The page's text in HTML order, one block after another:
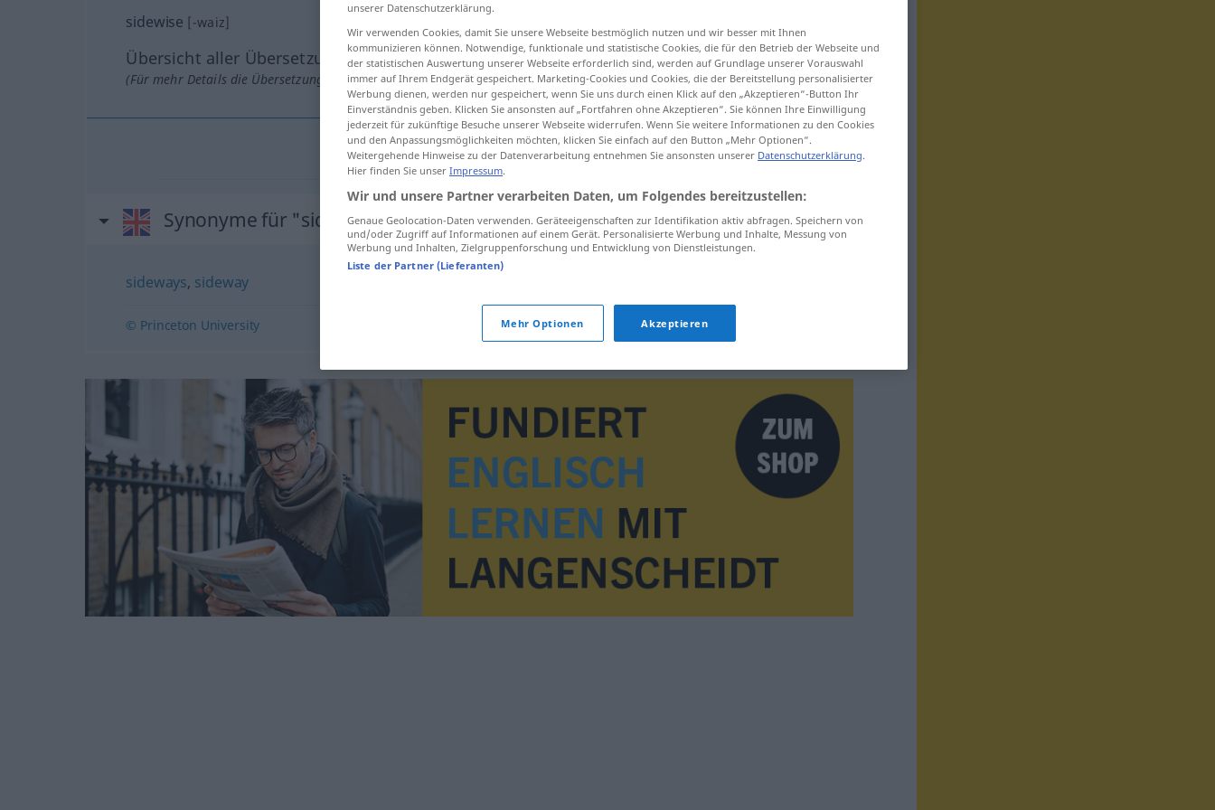
sidewise [-waiz]
Übersicht aller Übersetzungen
(Für mehr Details die Übersetzung anklicken/antippen)
sidewise → siehe „sideways “
Synonyme für "sidewise"
sideways, sideway
© Princeton University
unserer Datenschutzerklärung.
Wir verwenden Cookies, damit Sie unsere Webseite bestmöglich nutzen und wir besser mit Ihnen
kommunizieren können. Notwendige, funktionale und statistische Cookies, die für den Betrieb der Webseite und
der statistischen Auswertung unserer Webseite erforderlich sind, werden auf Grundlage unserer Vorauswahl
immer auf Ihrem Endgerät gespeichert. Marketing-Cookies und Cookies, die der Bereitstellung personalisierter
Werbung dienen, werden nur gespeichert, wenn Sie uns durch einen Klick auf den „Akzeptieren“-Button Ihr
Einverständnis geben. Klicken Sie ansonsten auf „Fortfahren ohne Akzeptieren“. Sie können Ihre Einwilligung
jederzeit für zukünftige Besuche unserer Webseite widerrufen. Wenn Sie weitere Informationen zu den Cookies
und den Anpassungsmöglichkeiten möchten, klicken Sie einfach auf den Button „Mehr Optionen“.
Weitergehende Hinweise zu der Datenverarbeitung entnehmen Sie ansonsten unserer Datenschutzerklärung.
Hier finden Sie unser Impressum.
Wir und unsere Partner verarbeiten Daten, um Folgendes bereitzustellen:
Genaue Geolocation-Daten verwenden. Geräteeigenschaften zur Identifikation aktiv abfragen. Speichern von
und/oder Zugriff auf Informationen auf einem Gerät. Personalisierte Werbung und Inhalte, Messung von
Werbung und Inhalten, Zielgruppenforschung und Entwicklung von Dienstleistungen.
Liste der Partner (Lieferanten)
Mehr Optionen Akzeptieren